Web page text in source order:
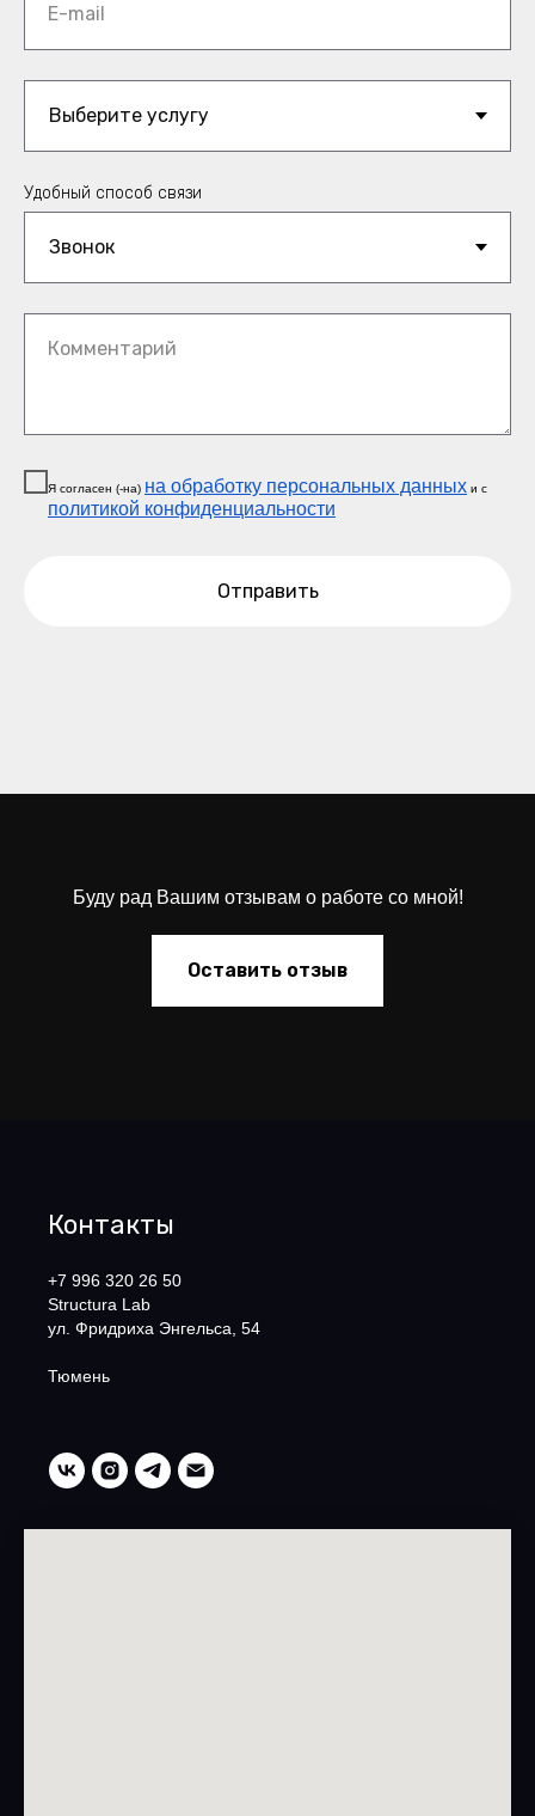
E-mail
Удобный способ связи
Комментарий
Я согласен (-на) на обработку персональных данных и c
политикой конфиденциальности
Отправить
Буду рад Вашим отзывам о работе со мной!
Оставить отзыв
Контакты
+7 996 320 26 50
Structura Lab
ул. Фридриха Энгельса, 54
Тюмень